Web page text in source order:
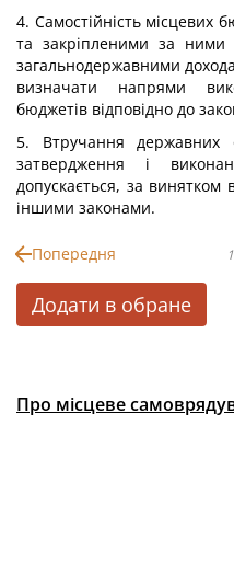
4. Самостійність місцевих
та закріпленими за ними
загальнодержавними
визначати напрями
бюджетів відповідно до
5. Втручання державних
затвердження і
допускається, за
іншими законами.
Попередня
Додати в обране
Про місцеве